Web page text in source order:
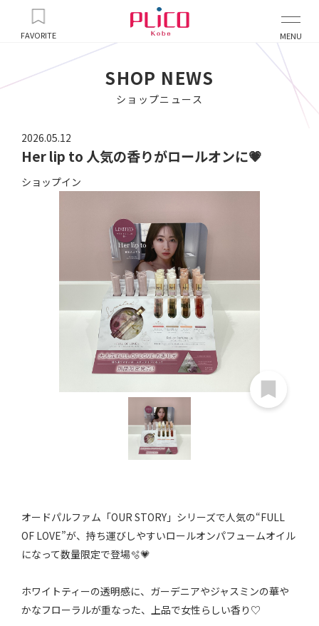
FAVORITE MENU
SHOP NEWS
ショップニュース
2026.05.12
Her lip to 人気の香りがロールオンに💗
ショップイン
オードパルファム「OUR STORY」シリーズで人気の“FULL
OF LOVE”が、持ち運びしやすいロールオンパフュームオイル
になって数量限定で登場🫧💗
ホワイトティーの透明感に、ガーデニアやジャスミンの華や
かなフローラルが重なった、上品で女性らしい香り♡